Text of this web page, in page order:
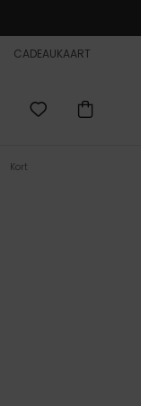
CADEAUKAART
Kort